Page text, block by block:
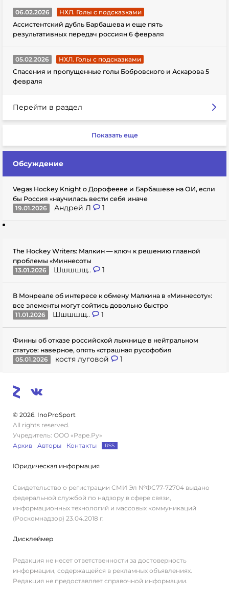
06.02.2026
НХЛ. Голы с подсказками
Ассистентский дубль Барбашева и еще пять
результативных передач россиян 6 февраля
05.02.2026
НХЛ. Голы с подсказками
Спасения и пропущенные голы Бобровского и Аскарова 5
февраля
Перейти в раздел
Показать еще
Обсуждение
Vegas Hockey Knight о Дорофееве и Барбашеве на ОИ, если
бы Россия «научилась вести себя иначе
19.01.2026
Андрей Л 1
The Hockey Writers: Малкин — ключ к решению главной
проблемы «Миннесоты
13.01.2026
Шшшшщ.. 1
В Монреале об интересе к обмену Малкина в «Миннесоту»:
все элементы могут сойтись довольно быстро
11.01.2026
Шшшшщ.. 1
Финны об отказе российской лыжнице в нейтральном
статусе: наверное, опять «страшная русофобия
05.01.2026
костя луговой 1
© 2026. InoProSport
All rights reserved.
Учредитель: ООО «Раре.Ру»
Архив
Авторы Контакты RSS
Юридическая информация
Свидетельство о регистрации СМИ Эл №ФС77-72704 выдано
федеральной службой по надзору в сфере связи,
информационных технологий и массовых коммуникаций
(Роскомнадзор) 23.04.2018 г.
Дисклеймер
Редакция не несет ответственности за достоверность
информации, содержащейся в рекламных объявлениях.
Редакция не предоставляет справочной информации.